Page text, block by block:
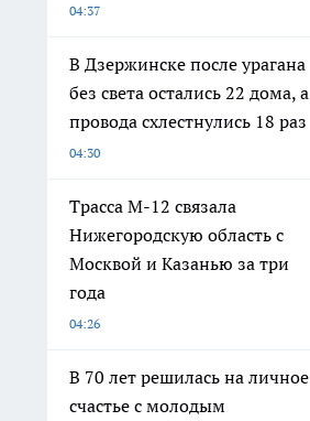
04:37
В Дзержинске после урагана
без света остались 22 дома, а
провода схлестнулись 18 раз
04:30
Трасса М-12 связала
Нижегородскую область с
Москвой и Казанью за три
года
04:26
В 70 лет решилась на личное
счастье с молодым